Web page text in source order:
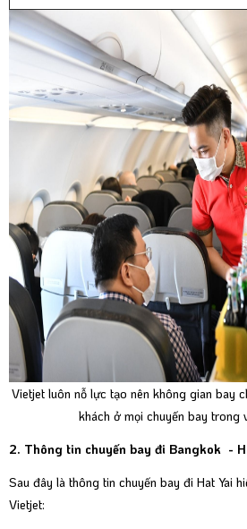
Vietjet luôn nỗ lực tạo nên không gian bay
khách ở mọi chuyến bay trong
2. Thông tin chuyến bay đi Bangkok -
Sau đây là thông tin chuyến bay đi Hat Yai
Vietjet: